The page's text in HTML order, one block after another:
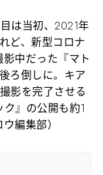
は当初、2021年
ど、新型コロナ
中だった『マト
ろ倒しに。キア
影を完了させる
』の公開も約1
編集部）